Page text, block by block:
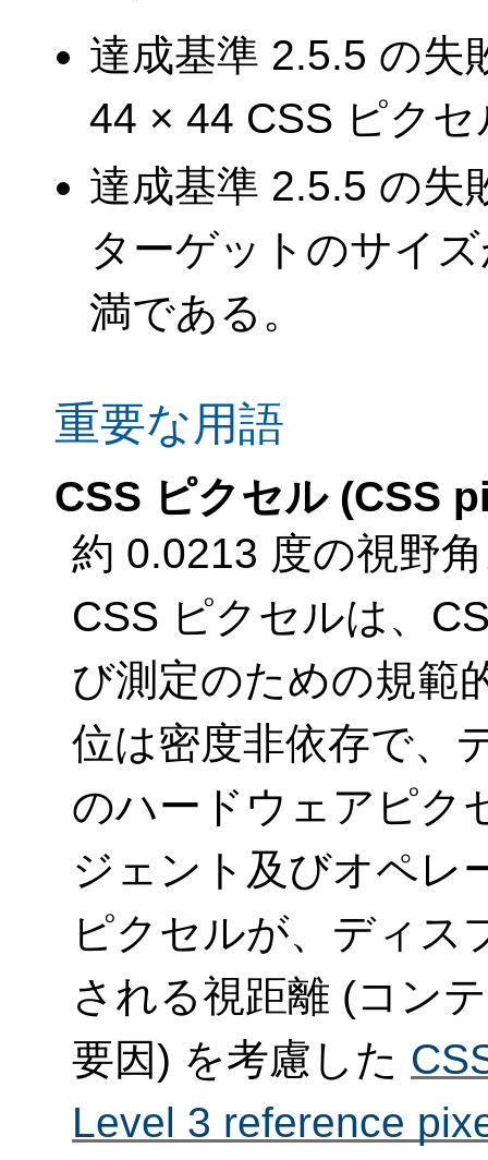
達成基準 2.5.5 の失
44 × 44 CSS ピク
達成基準 2.5.5 の失
ターゲットのサイ
満である。
重要な用語
CSS ピクセル (CSS
約 0.0213 度の視野
CSS ピクセルは、
び測定のための規範
位は密度非依存で、
のハードウェアピク
ジェント及びオペレ
ピクセルが、ディス
される視距離 (コン
要因) を考慮した
Level 3 reference